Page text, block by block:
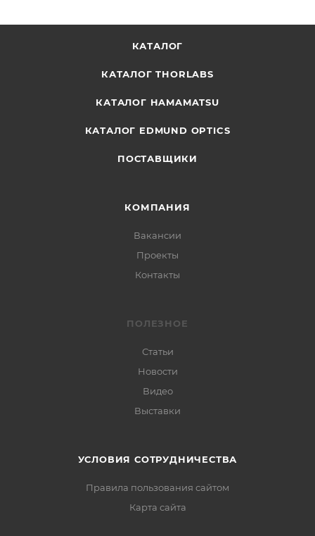
КАТАЛОГ
КАТАЛОГ THORLABS
КАТАЛОГ HAMAMATSU
КАТАЛОГ EDMUND OPTICS
ПОСТАВЩИКИ
КОМПАНИЯ
Вакансии
Проекты
Контакты
ПОЛЕЗНОЕ
Статьи
Новости
Видео
Выставки
УСЛОВИЯ СОТРУДНИЧЕСТВА
Правила пользования сайтом
Карта сайта